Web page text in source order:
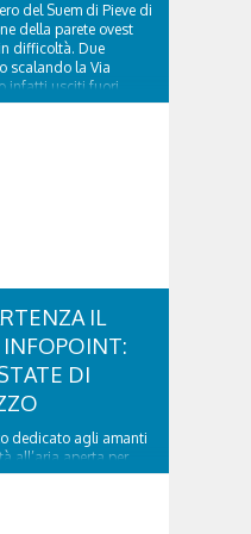
del Suem di Pieve di
della parete ovest
difficoltà. Due
scalando la Via
infatti usciti fuori
friabile e non erano
..
IL
DI
dedicato agli amanti
all’aria aperta per
della Regina
arricchisce la